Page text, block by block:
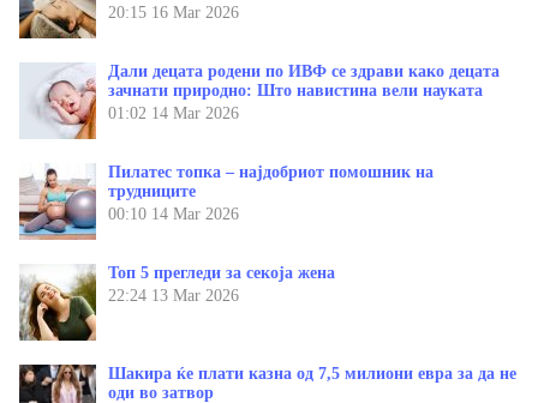
20:15 16 Mar 2026
Дали децата родени по ИВФ се здрави како децата
зачнати природно: Што навистина вели науката
01:02 14 Mar 2026
Пилатес топка – најдобриот помошник на
трудниците
00:10 14 Mar 2026
Топ 5 прегледи за секоја жена
22:24 13 Mar 2026
Шакира ќе плати казна од 7,5 милиони евра за да не
оди во затвор